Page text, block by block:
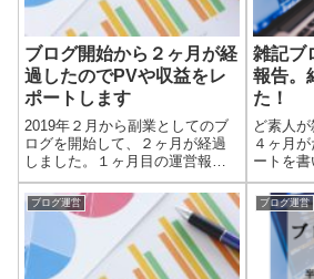
ブログ開始から２ヶ月が経
過したのでPVや収益をレ
ポートします
2019年２月から副業としてのブ
ログを開始して、２ヶ月が経過
しました。１ヶ月目の運営報告
はこちら。ここでは２ヶ月目の
データや取り組んだことを記録
しておきます。ブログ２ヶ月目
（2019年３月）の運営レポート
新規に書いた記事数とPV、収益
を記録...
雑記ブ
報告。
た！
ど素人
４ヶ月
ートを書
少しア
きまし
ません
と、確
じはし
ましょ
ブログ運営 ブログ運営